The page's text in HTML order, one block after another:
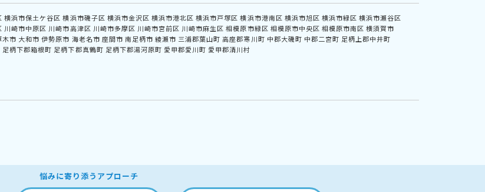
横浜市保土ケ谷区 横浜市磯子区 横浜市金沢区 横浜市港北区 横浜市戸塚区 横浜市港南区 横浜市旭区 横浜市緑区 横浜市瀬谷区
川崎市中原区 川崎市高津区 川崎市多摩区 川崎市宮前区 川崎市麻生区 相模原市緑区 相模原市中央区 相模原市南区 横須賀市
木市 大和市 伊勢原市 海老名市 座間市 南足柄市 綾瀬市 三浦郡葉山町 高座郡寒川町 中郡大磯町 中郡二宮町 足柄上郡中井町
足柄下郡箱根町 足柄下郡真鶴町 足柄下郡湯河原町 愛甲郡愛川町 愛甲郡清川村
悩みに寄り添うアプローチ